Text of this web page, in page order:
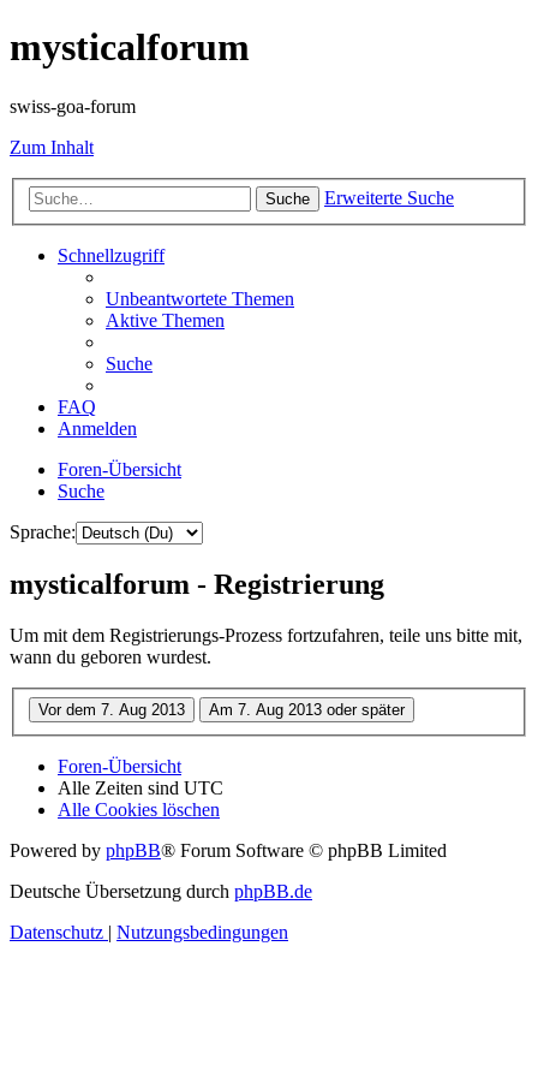
mysticalforum
swiss-goa-forum
Zum Inhalt
Suche Erweiterte Suche
Schnellzugriff
Unbeantwortete Themen
Aktive Themen
Suche
FAQ
Anmelden
Foren-Übersicht
Suche
Sprache:
mysticalforum - Registrierung
Um mit dem Registrierungs-Prozess fortzufahren, teile uns bitte mit,
wann du geboren wurdest.
Foren-Übersicht
Alle Zeiten sind UTC
Alle Cookies löschen
Powered by phpBB® Forum Software © phpBB Limited
Deutsche Übersetzung durch phpBB.de
Datenschutz | Nutzungsbedingungen